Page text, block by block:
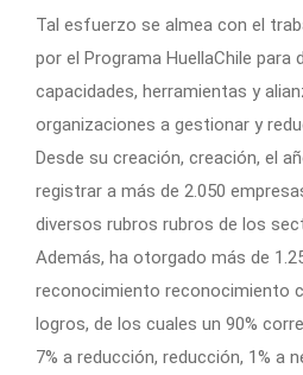
Tal esfuerzo se almea con el
por el Programa HuellaChile para
capacidades, herramientas y
organizaciones a gestionar y
Desde su creación, creación, el
registrar a más de 2.050
diversos rubros rubros de los
Además, ha otorgado más de
reconocimiento reconocimiento
logros, de los cuales un 90%
7% a reducción, reducción, 1% a